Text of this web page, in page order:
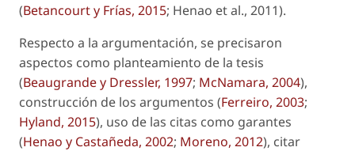
(Betancourt y Frías, 2015; Henao et al., 2011).
Respecto a la argumentación, se precisaron
aspectos como planteamiento de la tesis
(Beaugrande y Dressler, 1997; McNamara, 2004),
construcción de los argumentos (Ferreiro, 2003;
Hyland, 2015), uso de las citas como garantes
(Henao y Castañeda, 2002; Moreno, 2012), citar